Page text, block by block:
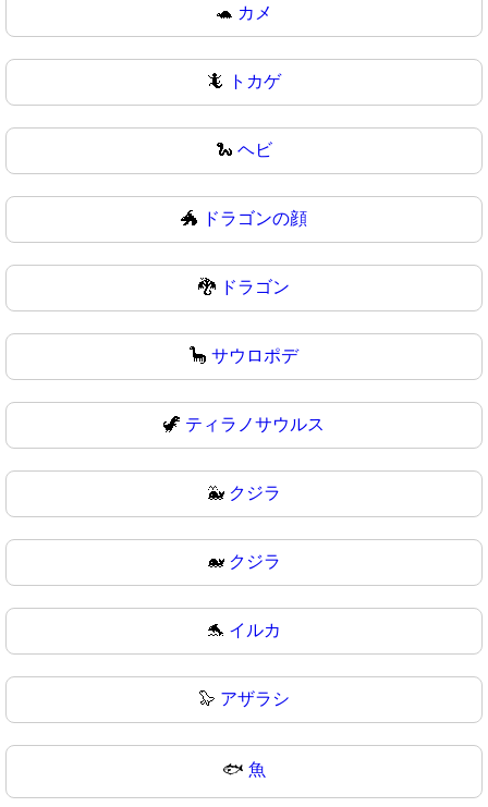
🐢 カメ
🦎 トカゲ
🐍 ヘビ
🐲 ドラゴンの顔
🐉 ドラゴン
🦕 サウロポデ
🦖 ティラノサウルス
🐳 クジラ
🐋 クジラ
🐬 イルカ
🦭 アザラシ
🐟 魚